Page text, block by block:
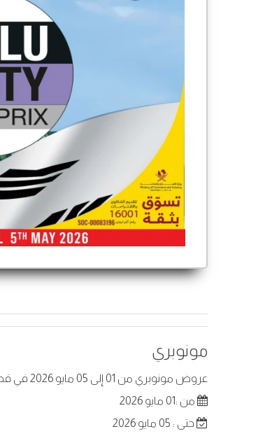
مونوبري
عروض مونوبري من 01 إلى 05 مايو 2026 في قطر. أفضل العروض على عناصر مختارة.
من :01 مايو 2026
حتى : 05 مايو 2026